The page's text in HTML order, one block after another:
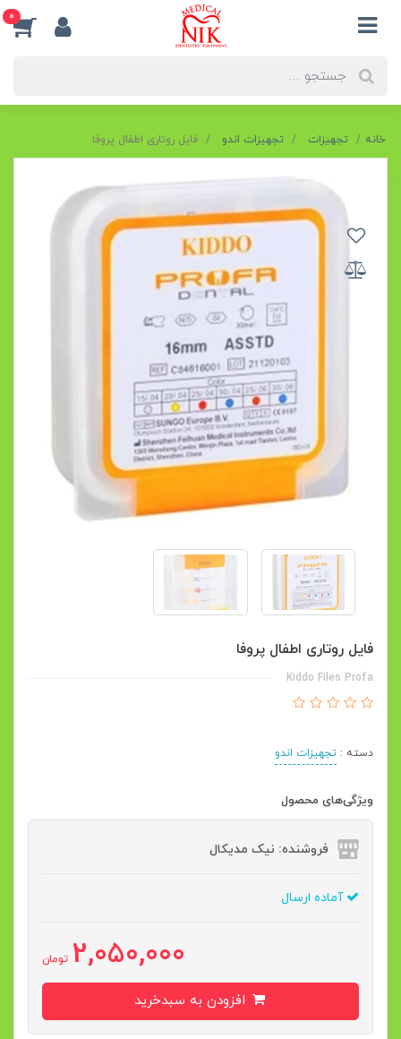
0
خانه تجهیزات تجهیزات اندو فایل روتاری اطفال پروفا
فایل روتاری اطفال پروفا
Kiddo Files Profa
دسته : تجهیزات اندو
ویژگی‌های محصول
فروشنده: نیک مدیکال
آماده ارسال
2,050,000 تومان